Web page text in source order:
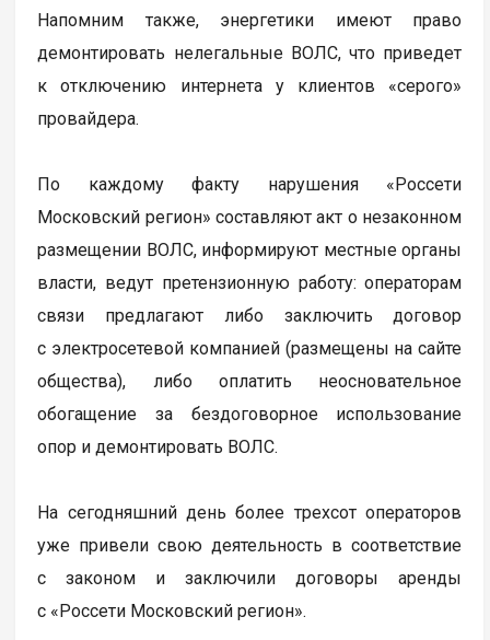
Напомним также, энергетики имеют право
демонтировать нелегальные ВОЛС, что приведет
к отключению интернета у клиентов «серого»
провайдера.
По каждому факту нарушения «Россети
Московский регион» составляют акт о незаконном
размещении ВОЛС, информируют местные органы
власти, ведут претензионную работу: операторам
связи предлагают либо заключить договор
с электросетевой компанией (размещены на сайте
общества), либо оплатить неосновательное
обогащение за бездоговорное использование
опор и демонтировать ВОЛС.
На сегодняшний день более трехсот операторов
уже привели свою деятельность в соответствие
с законом и заключили договоры аренды
с «Россети Московский регион».